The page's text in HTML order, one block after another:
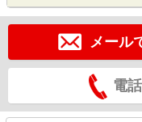
メール
電